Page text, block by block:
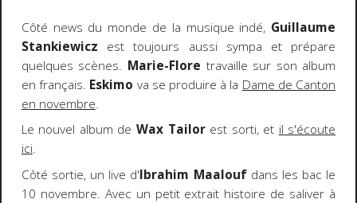
Côté news du monde de la musique indé, Guillaume
Stankiewicz est toujours aussi sympa et prépare
quelques scènes. Marie-Flore travaille sur son album
en français. Eskimo va se produire à la Dame de Canton
en novembre.
Le nouvel album de Wax Tailorest sorti, et il s'écoute
ici.
Côté sortie, un live d'Ibrahim Maaloufdans les bac le
10 novembre. Avec un petit extrait histoire de saliver à